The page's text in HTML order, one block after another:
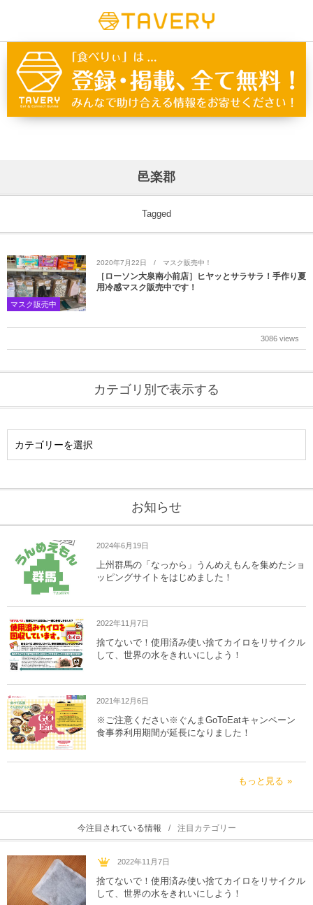
邑楽郡
Tagged
マスク販売中
2020年7月22日 マスク販売中！
［ローソン大泉南小前店］ヒヤッとサラサラ！手作り夏
用冷感マスク販売中です！
3086 views
カテゴリ別で表示する
お知らせ
2024年6月19日
上州群馬の「なっから」うんめえもんを集めたショ
ッピングサイトをはじめました！
2022年11月7日
捨てないで！使用済み使い捨てカイロをリサイクル
して、世界の水をきれいにしよう！
2021年12月6日
※ご注意ください※ぐんまGoToEatキャンペーン
食事券利用期間が延長になりました！
もっと見る
今注目されている情報 注目カテゴリー
2022年11月7日
捨てないで！使用済み使い捨てカイロをリサイクル
して、世界の水をきれいにしよう！